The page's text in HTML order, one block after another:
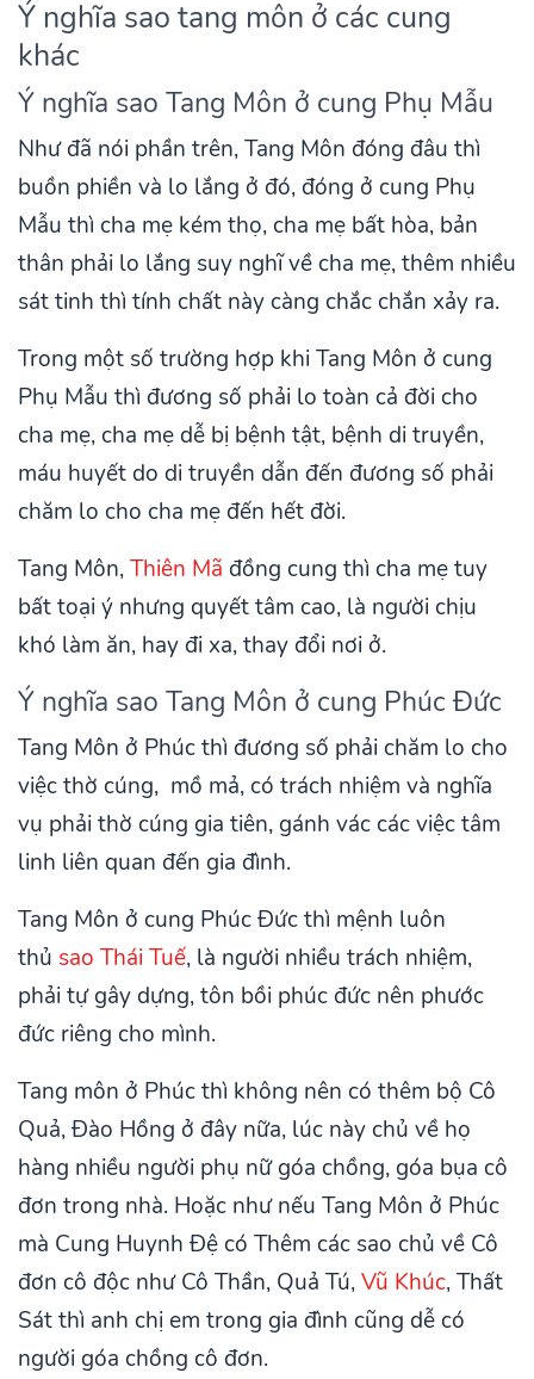
Ý nghĩa sao tang môn ở các cung
khác
Ý nghĩa sao Tang Môn ở cung Phụ Mẫu
Như đã nói phần trên, Tang Môn đóng đâu thì
buồn phiền và lo lắng ở đó, đóng ở cung Phụ
Mẫu thì cha mẹ kém thọ, cha mẹ bất hòa, bản
thân phải lo lắng suy nghĩ về cha mẹ, thêm nhiều
sát tinh thì tính chất này càng chắc chắn xảy ra.
Trong một số trường hợp khi Tang Môn ở cung
Phụ Mẫu thì đương số phải lo toàn cả đời cho
cha mẹ, cha mẹ dễ bị bệnh tật, bệnh di truyền,
máu huyết do di truyền dẫn đến đương số phải
chăm lo cho cha mẹ đến hết đời.
Tang Môn,Thiên Mã đồng cung thì cha mẹ tuy
bất toại ý nhưng quyết tâm cao, là người chịu
khó làm ăn, hay đi xa, thay đổi nơi ở.
Ý nghĩa sao Tang Môn ở cung Phúc Đức
Tang Môn ở Phúc thì đương số phải chăm lo cho
việc thờ cúng, mồ mả, có trách nhiệm và nghĩa
vụ phải thờ cúng gia tiên, gánh vác các việc tâm
linh liên quan đến gia đình.
Tang Môn ở cung Phúc Đức thì mệnh luôn
thủ sao Thái Tuế, là người nhiều trách nhiệm,
phải tự gây dựng, tôn bồi phúc đức nên phước
đức riêng cho mình.
Tang môn ở Phúc thì không nên có thêm bộ Cô
Quả, Đào Hồng ở đây nữa, lúc này chủ về họ
hàng nhiều người phụ nữ góa chồng, góa bụa cô
đơn trong nhà. Hoặc như nếu Tang Môn ở Phúc
mà Cung Huynh Đệ có Thêm các sao chủ về Cô
đơn cô độc như Cô Thần, Quả Tú,Vũ Khúc, Thất
Sát thì anh chị em trong gia đình cũng dễ có
người góa chồng cô đơn.